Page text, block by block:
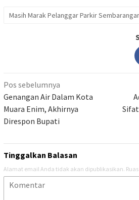
Masih Marak Pelanggar Parkir
Navigasi
pos
Pos sebelumnya
Genangan Air Dalam Kota
Muara Enim, Akhirnya
Direspon Bupati
Tinggalkan Balasan
Alamat email Anda tidak akan dipublikasikan.